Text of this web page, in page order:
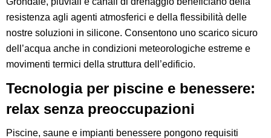
resistenza agli agenti atmosferici e della flessibilità delle
nostre soluzioni in silicone. Consentono uno scarico sicuro
dell’acqua anche in condizioni meteorologiche estreme e
movimenti termici della struttura dell’edificio.
Tecnologia per piscine e benessere:
relax senza preoccupazioni
Piscine, saune e impianti benessere pongono requisiti